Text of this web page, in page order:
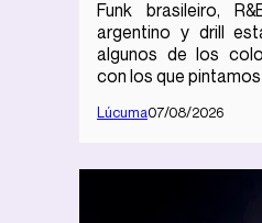
Funk brasileiro,
argentino y drill
algunos de los
con los que pintamos
Lúcuma07/08/2026